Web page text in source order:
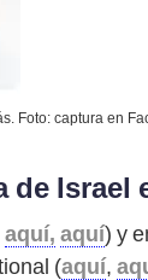
Foto: captura en
Israel
aquí, aquí) y
(aquí,